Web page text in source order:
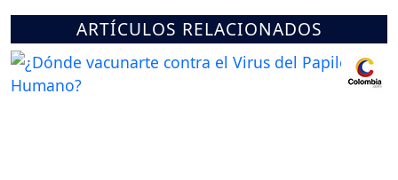
ARTÍCULOS RELACIONADOS